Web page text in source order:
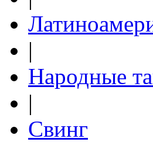
|
Народные
|
Свинг